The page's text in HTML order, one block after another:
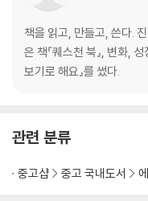
따뜻한 품성과 인간미를 갖자
혼자 있는 시간이 소중하다
2장 나를 믿고 변화를 즐기기
120% 해낼 수 있다
내가 직접 해보자
일단 해보자
책을 읽고, 만들고, 쓴다.
은 책『퀘스천 북』, 변화,
보기로 해요』를 썼다.
관련 분류
중고샵 중고 국내도서